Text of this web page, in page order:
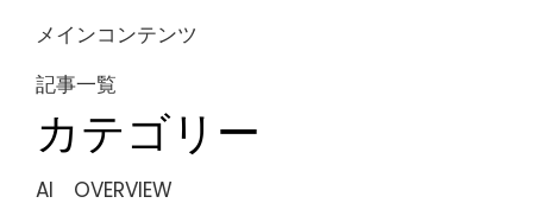
メインコンテンツ
記事一覧
カテゴリー
AI OVERVIEW